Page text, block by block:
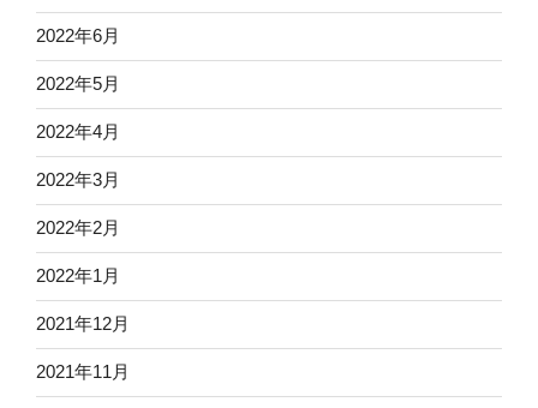
2022年6月
2022年5月
2022年4月
2022年3月
2022年2月
2022年1月
2021年12月
2021年11月